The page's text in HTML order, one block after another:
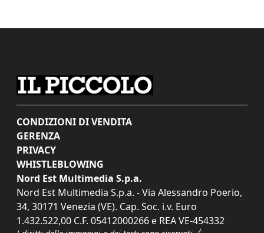
CONDIZIONI DI VENDITA
GERENZA
PRIVACY
WHISTLEBLOWING
Nord Est Multimedia S.p.a.
Nord Est Multimedia S.p.a. - Via Alessandro Poerio,
34, 30171 Venezia (VE). Cap. Soc. i.v. Euro
1.432.522,00 C.F. 05412000266 e REA VE-454332